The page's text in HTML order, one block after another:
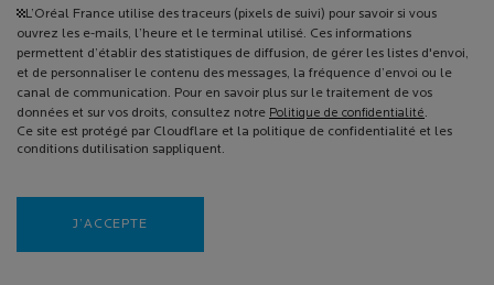
¹L’Oréal France utilise des traceurs (pixels de suivi) pour savoir si vous
ouvrez les e-mails, l’heure et le terminal utilisé. Ces informations
permettent d’établir des statistiques de diffusion, de gérer les listes d'envoi,
et de personnaliser le contenu des messages, la fréquence d’envoi ou le
canal de communication. Pour en savoir plus sur le traitement de vos
données et sur vos droits, consultez notre Politique de confidentialité.
Ce site est protégé par Cloudflare et la politique de confidentialité et les
conditions dutilisation sappliquent.
J’ACCEPTE